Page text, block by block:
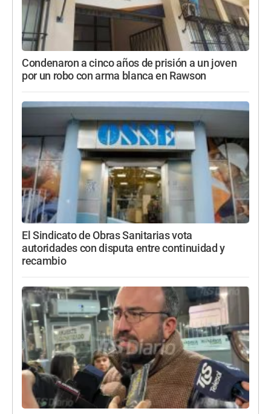
Condenaron a cinco años de prisión a un joven
por un robo con arma blanca en Rawson
El Sindicato de Obras Sanitarias vota
autoridades con disputa entre continuidad y
recambio